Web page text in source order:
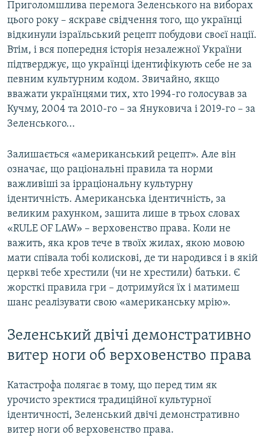
Приголомшлива перемога Зеленського на виборах
цього року – яскраве свідчення того, що українці
відкинули ізраїльський рецепт побудови своєї нації.
Втім, і вся попередня історія незалежної України
підтверджує, що українці ідентифікують себе не за
певним культурним кодом. Звичайно, якщо
вважати українцями тих, хто 1994-го голосував за
Кучму, 2004 та 2010-го – за Януковича і 2019-го – за
Зеленського...
Залишається «американський рецепт». Але він
означає, що раціональні правила та норми
важливіші за ірраціональну культурну
ідентичність. Американська ідентичність, за
великим рахунком, зашита лише в трьох словах
«RULE OF LAW» – верховенство права. Коли не
важить, яка кров тече в твоїх жилах, якою мовою
мати співала тобі колискові, де ти народився і в якій
церкві тебе хрестили (чи не хрестили) батьки. Є
жорсткі правила гри – дотримуйся їх і матимеш
шанс реалізувати свою «американську мрію».
Зеленський двічі демонстративно
витер ноги об верховенство права
Катастрофа полягає в тому, що перед тим як
урочисто зректися традиційної культурної
ідентичності, Зеленський двічі демонстративно
витер ноги об верховенство права.